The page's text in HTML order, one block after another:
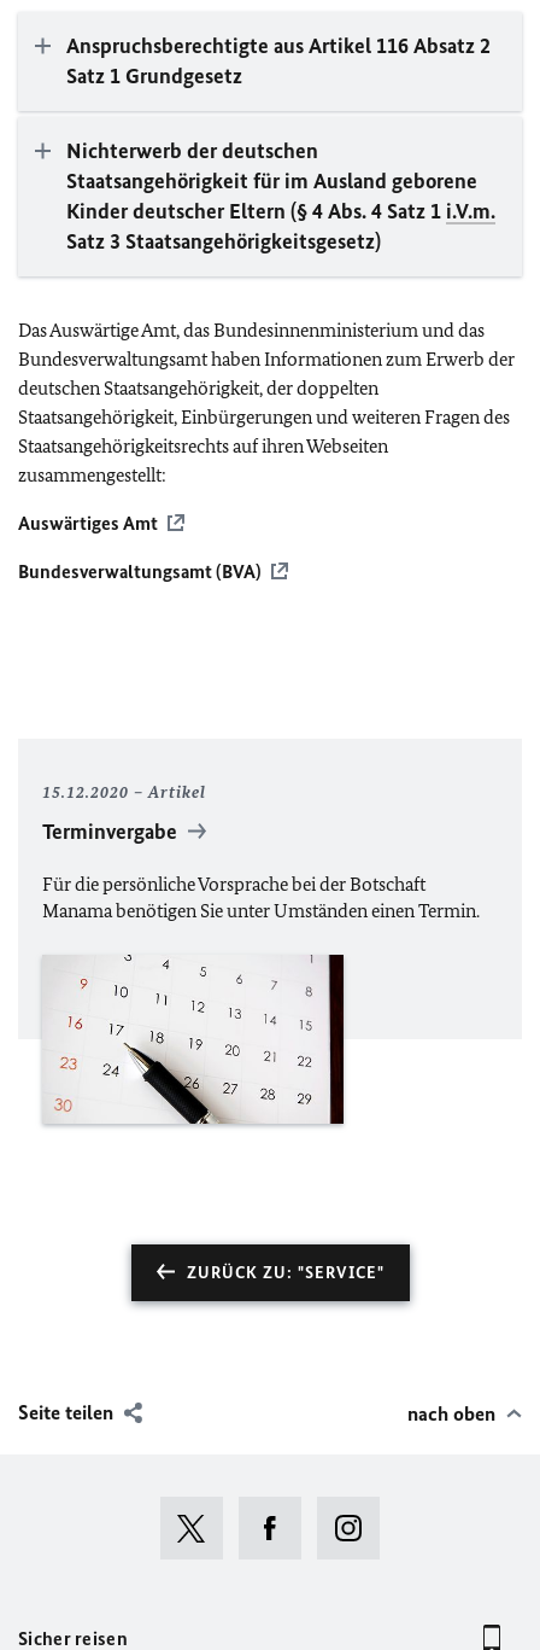
Anspruchsberechtigte aus Artikel 116 Absatz 2
Satz 1 Grundgesetz
Nichterwerb der deutschen
Staatsangehörigkeit für im Ausland geborene
Kinder deutscher Eltern (§ 4 Abs. 4 Satz 1 i.V.m.
Satz 3 Staatsangehörigkeitsgesetz)
Das Auswärtige Amt, das Bundesinnenministerium und das
Bundesverwaltungsamt haben Informationen zum Erwerb der
deutschen Staatsangehörigkeit, der doppelten
Staatsangehörigkeit, Einbürgerungen und weiteren Fragen des
Staatsangehörigkeitsrechts auf ihren Webseiten
zusammengestellt:
Auswärtiges Amt
Bundesverwaltungsamt (BVA)
15.12.2020 Artikel
Terminvergabe
Für die persönliche Vorsprache bei der Botschaft
Manama benötigen Sie unter Umständen einen Termin.
ZURÜCK ZU: "SERVICE"
Seite teilen nach oben
Sicher reisen